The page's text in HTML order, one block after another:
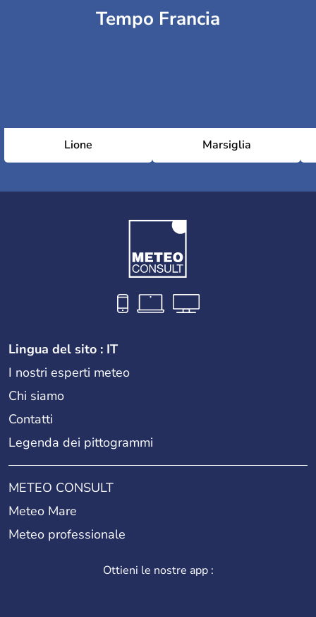
Tempo Francia
Lione Marsiglia
Lingua del sito : IT
I nostri esperti meteo
Chi siamo
Contatti
Legenda dei pittogrammi
METEO CONSULT
Meteo Mare
Meteo professionale
Ottieni le nostre app :